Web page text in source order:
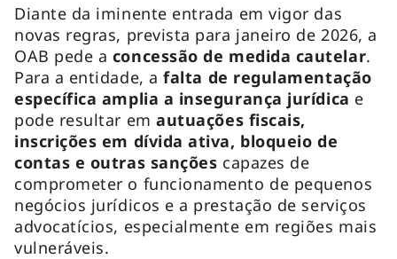
Diante da iminente entrada em vigor das
novas regras, prevista para janeiro de 2026, a
OAB pede a concessão de medida cautelar.
Para a entidade, afalta de regulamentação
específica amplia a insegurança jurídica e
pode resultar emautuações fiscais,
inscrições em dívida ativa, bloqueio de
contas e outras sanções capazes de
comprometer o funcionamento de pequenos
negócios jurídicos e a prestação de serviços
advocatícios, especialmente em regiões mais
vulneráveis.